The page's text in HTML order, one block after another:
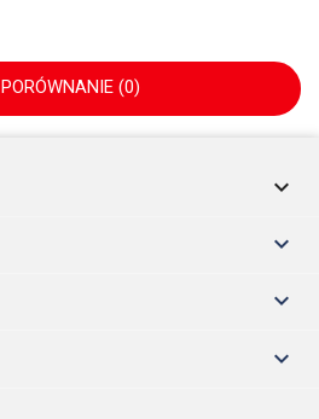
PORÓWNANIE (0)
keyboard_arrow_down


